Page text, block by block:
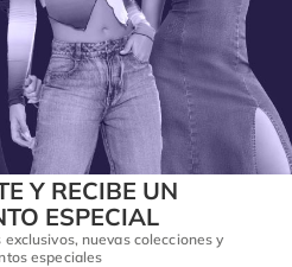
Y RECIBE UN
ESPECIAL
nuevas colecciones y
especiales